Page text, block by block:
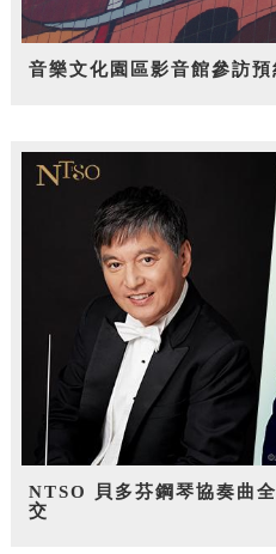
音樂文化園區影音館參訪預
NTSO 貝多芬鋼琴協奏曲
交